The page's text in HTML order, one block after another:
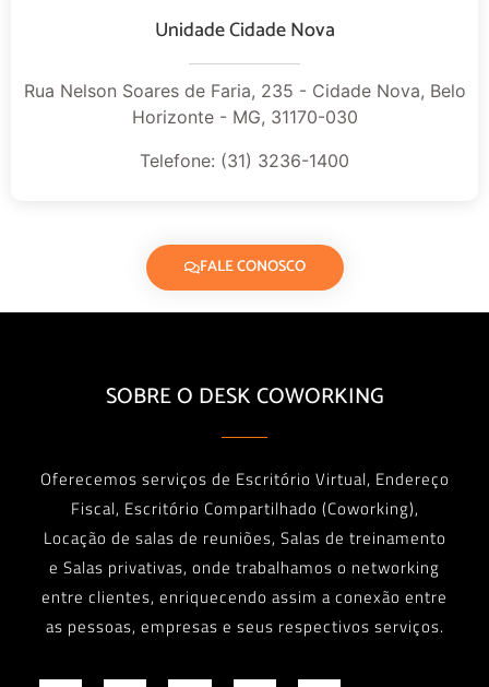
Unidade Cidade Nova
Rua Nelson Soares de Faria, 235 - Cidade Nova, Belo
Horizonte - MG, 31170-030
Telefone: (31) 3236-1400
FALE CONOSCO
SOBRE O DESK COWORKING
Oferecemos serviços de Escritório Virtual, Endereço
Fiscal, Escritório Compartilhado (Coworking),
Locação de salas de reuniões, Salas de treinamento
e Salas privativas, onde trabalhamos o networking
entre clientes, enriquecendo assim a conexão entre
as pessoas, empresas e seus respectivos serviços.